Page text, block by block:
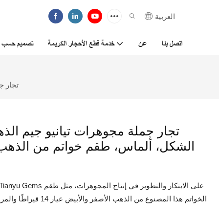
العربية
تصميم حسب خدمة قطع الأحجار الكريمة عن اتصل بنا
تجار
تجار جملة مجوهرات تيانيو جيم
الخواتم هذا المصنوع